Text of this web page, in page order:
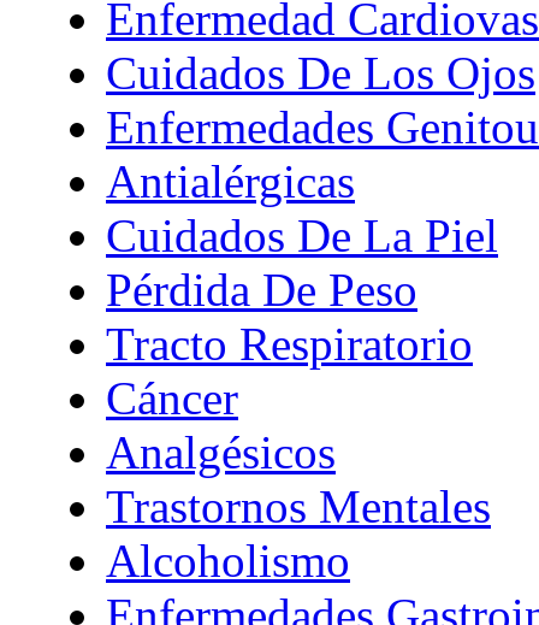
Enfermedad
Cuidados De Los Ojos
Enfermedades
Antialérgicas
Cuidados De La Piel
Pérdida De Peso
Tracto Respiratorio
Cáncer
Analgésicos
Trastornos Mentales
Alcoholismo
Enfermedades